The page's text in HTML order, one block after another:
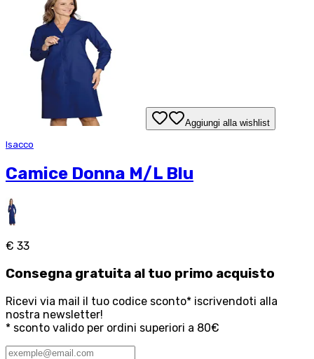
Aggiungi alla wishlist
Isacco
Camice Donna M/L Blu
€ 33
Consegna gratuita al tuo primo acquisto
Ricevi via mail il tuo codice sconto* iscrivendoti alla
nostra newsletter!
* sconto valido per ordini superiori a 80€